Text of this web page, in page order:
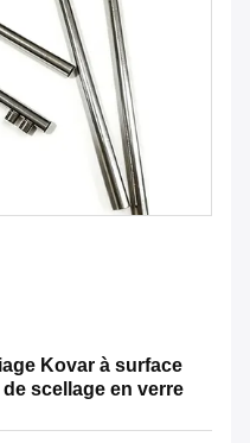
Kovar à surface
scellage en verre